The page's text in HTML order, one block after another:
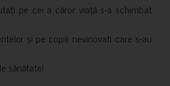
pe cei a căror viață s-a schimbat
și pe copiii nevinovati care s-au
sănătate!